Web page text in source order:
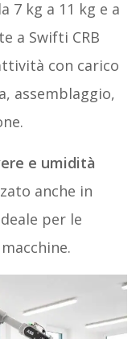
7 kg a 11 kg e a
a Swifti CRB
con carico
assemblaggio,
e umidità
anche in
per le